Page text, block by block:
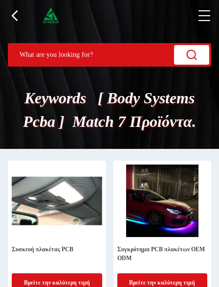
Keywords [ Body Systems
Pcba ] Match 7 Προϊόντα.
Συσκευή πλακέτας PCB
Βρείτε την καλύτερη τιμή
Συγκρότημα PCB πλακέτων OEM
ODM
Βρείτε την καλύτερη τιμή